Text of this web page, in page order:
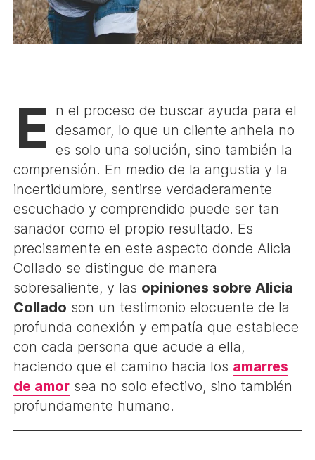
E n el proceso de buscar ayuda para el
desamor, lo que un cliente anhela no
es solo una solución, sino también la
comprensión. En medio de la angustia y la
incertidumbre, sentirse verdaderamente
escuchado y comprendido puede ser tan
sanador como el propio resultado. Es
precisamente en este aspecto donde Alicia
Collado se distingue de manera
sobresaliente, y las opiniones sobre Alicia
Collado son un testimonio elocuente de la
profunda conexión y empatía que establece
con cada persona que acude a ella,
haciendo que el camino hacia los amarres
de amorsea no solo efectivo, sino también
profundamente humano.